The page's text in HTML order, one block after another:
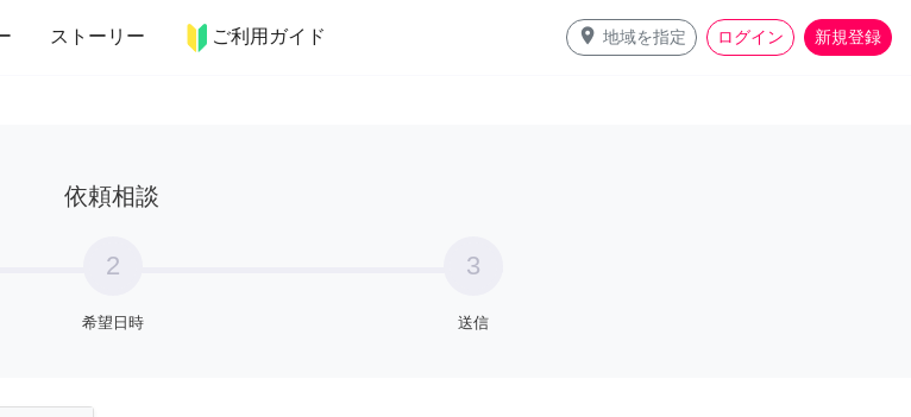
ストーリー ご利用ガイド place 地域を指定 ログイン 新規登録
趣味・習い事 ペット 料理
依頼相談
2
希望日時
3
送信